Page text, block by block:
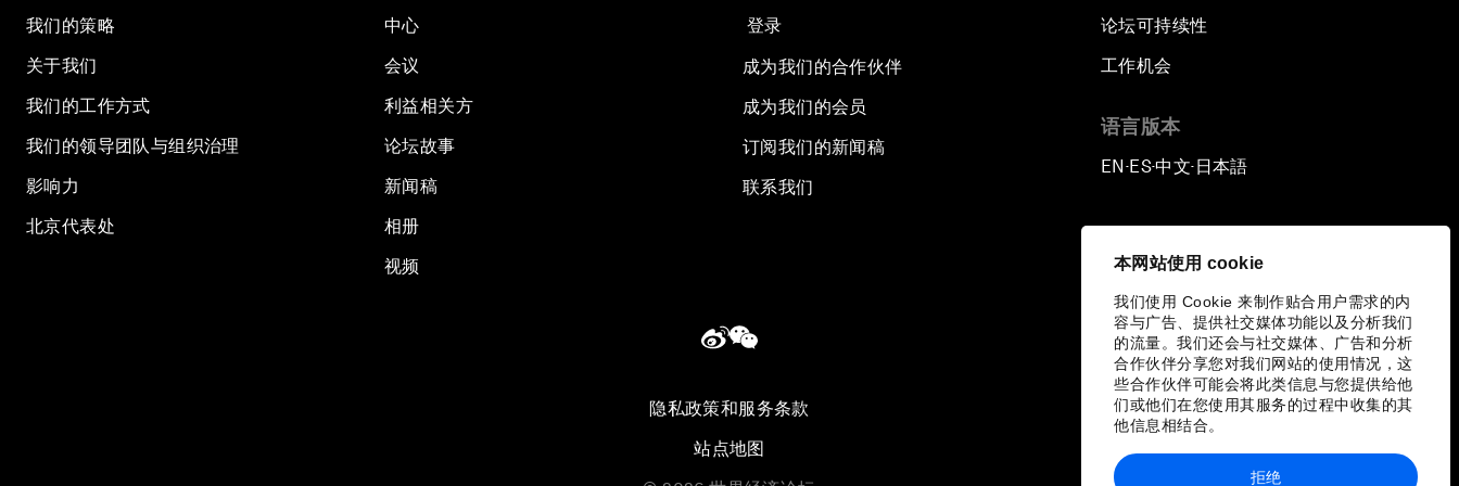
本网站使用 cookie
我们使用 Cookie 来制作贴合用户需求的内
容与广告、提供社交媒体功能以及分析我们
的流量。我们还会与社交媒体、广告和分析
合作伙伴分享您对我们网站的使用情况，这
些合作伙伴可能会将此类信息与您提供给他
们或他们在您使用其服务的过程中收集的其
他信息相结合。
拒绝
我们的策略
关于我们
我们的工作方式
我们的领导团队与组织治理
影响力
北京代表处
中心
会议
利益相关方
论坛故事
新闻稿
相册
视频
登录
成为我们的合作伙伴
成为我们的会员
订阅我们的新闻稿
联系我们
论坛可持续性
工作机会
语言版本
EN ▪ES▪中文▪ 日本語
隐私政策和服务条款
站点地图